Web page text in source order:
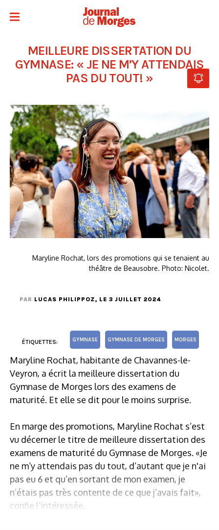
MEILLEURE DISSERTATION DU
GYMNASE: « JE NE M’Y ATTENDAIS
PAS DU TOUT! »
Maryline Rochat, lors des promotions qui se tenaient au
théâtre de Beausobre. Photo: Nicolet.
PAR LUCAS PHILIPPOZ, LE 3 JUILLET 2024
ÉTIQUETTES: GYMNASE GYMNASE DE MORGES MORGES
Maryline Rochat, habitante de Chavannes-le-
Veyron, a écrit la meilleure dissertation du
Gymnase de Morges lors des examens de
maturité. Et elle se dit pour le moins surprise.
En marge des promotions, Maryline Rochat s’est
vu décerner le titre de meilleure dissertation des
examens de maturité du Gymnase de Morges. «Je
ne m’y attendais pas du tout, d’autant que je n'ai
pas eu 6 et qu’en sortant de mon examen, je
n’étais pas très contente de ce que j’avais fait»,
confie l’intéressée.